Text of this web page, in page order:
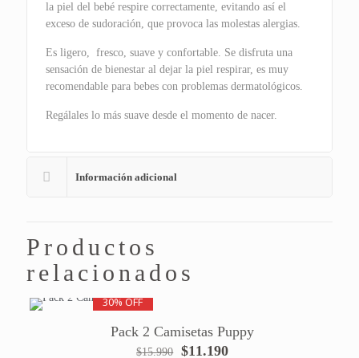
la piel del bebé respire correctamente, evitando así el
exceso de sudoración, que provoca las molestas alergias.
Es ligero, fresco, suave y confortable. Se disfruta una
sensación de bienestar al dejar la piel respirar, es muy
recomendable para bebes con problemas dermatológicos.
Regálales lo más suave desde el momento de nacer.
Información adicional
Productos
relacionados
30% OFF
Pack 2 Camisetas Puppy
$15.990
El
$11.190El